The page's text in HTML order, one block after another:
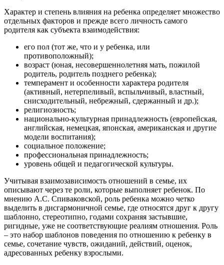
Характер и степень влияния на ребенка определяет множество
отдельных факторов и прежде всего личность самого
родителя как субъекта взаимодействия:
его пол (тот же, что и у ребенка, или
противоположный);
возраст (юная, несовершеннолетняя мать, пожилой
родитель, родитель позднего ребенка);
темперамент и особенности характера родителя
(активный, нетерпеливый, вспыльчивый, властный,
снисходительный, небрежный, сдержанный и др.);
религиозность;
национально-культурная принадлежность (европейская,
английская, немецкая, японская, американская и другие
модели воспитания);
социальное положение;
профессиональная принадлежность;
уровень общей и педагогической культуры.
Учитывая взаимозависимость отношений в семье, их
описывают через те роли, которые выполняет ребенок. По
мнению А.С. Спиваковской, роль ребенка можно четко
выделить в дисгармоничной семье, где относятся друг к другу
шаблонно, стереотипно, годами сохраняя застывшие,
ригидные, уже не соответствующие реалиям отношения. Роль
– это набор шаблонов поведения по отношению к ребенку в
семье, сочетание чувств, ожиданий, действий, оценок,
адресованных ребенку взрослыми.